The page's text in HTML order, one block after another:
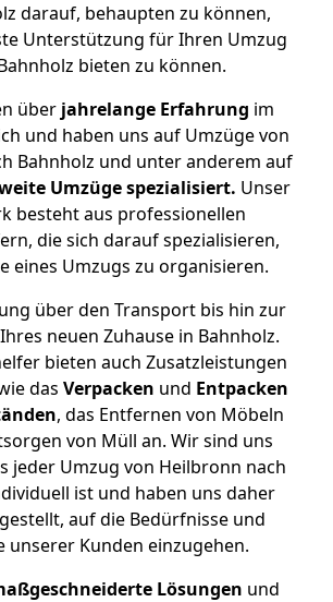
darauf, behaupten zu können,
Unterstützung für Ihren Umzug
bieten zu können.
überjahrelange Erfahrung im
und haben uns auf Umzüge von
Bahnholz und unter anderem auf
Umzüge spezialisiert. Unser
besteht aus professionellen
die sich darauf spezialisieren,
eines Umzugs zu organisieren.
über den Transport bis hin zur
neuen Zuhause in Bahnholz.
bieten auch Zusatzleistungen
das Verpacken und Entpacken
, das Entfernen von Möbeln
von Müll an. Wir sind uns
jeder Umzug von Heilbronn nach
ist und haben uns daher
auf die Bedürfnisse und
unserer Kunden einzugehen.
Lösungen und